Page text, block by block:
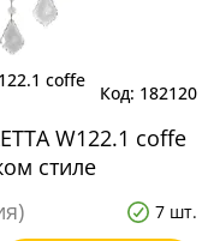
coffe
182120
W122.1 coffe
стиле
7 шт.